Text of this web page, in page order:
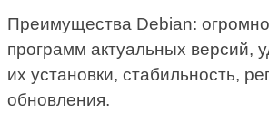
Преимущества Debian:
программ актуальных версий,
их установки, стабильность,
обновления.